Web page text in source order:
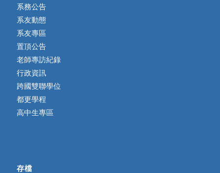
系務公告
系友動態
系友專區
置頂公告
老師專訪紀錄
行政資訊
跨國雙聯學位
都更學程
高中生專區
存檔